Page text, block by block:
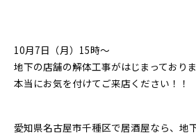
10月7日（月）15時〜
地下の店舗の解体工事がはじまっており
本当にお気を付けてご来店ください！！
愛知県名古屋市千種区で居酒屋なら、地